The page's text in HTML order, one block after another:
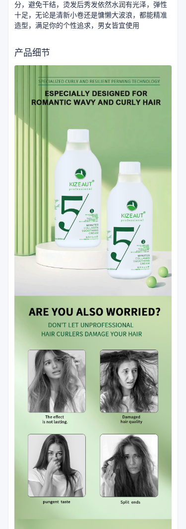
分，避免干结，烫发后秀发依然水润有光泽，弹性
十足，无论是清新小卷还是慵懒大波浪，都能精准
造型，满足你的个性追求，男女皆宜使用
产品细节